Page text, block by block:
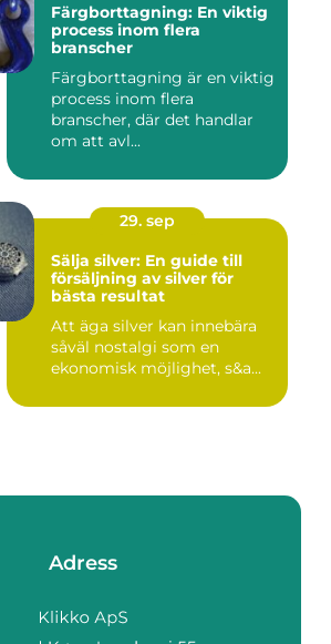
Färgborttagning: En viktig
process inom flera
branscher
Färgborttagning är en viktig
process inom flera
branscher, där det handlar
om att avl...
29. sep
Sälja silver: En guide till
försäljning av silver för
bästa resultat
Att äga silver kan innebära
såväl nostalgi som en
ekonomisk möjlighet, s&a...
Adress